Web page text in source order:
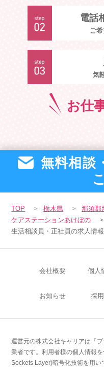
電話
ご
気
お仕
無料相談
TOP 栃木県
那須郡
ケアステーションあけぼの
生活相談員・正社員の求人情報
会社概要 個人
お知らせ 採
運営元の株式会社キャリアは「
業者です。利用者様の個人情報
Sockets Layer)暗号化技術を用い